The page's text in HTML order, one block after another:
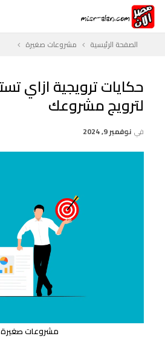
الصفحة الرئيسية مشروعات صغيرة
حكايات ترويجية ازاي
لترويج مشروعك
في نوفمبر 9, 2024
مشروعات صغيرة